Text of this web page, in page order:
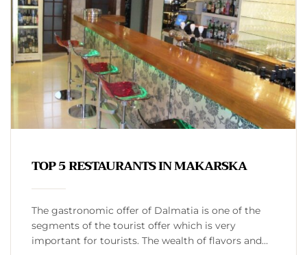
TOP 5 RESTAURANTS IN MAKARSKA
The gastronomic offer of Dalmatia is one of the
segments of the tourist offer which is very
important for tourists. The wealth of flavors and